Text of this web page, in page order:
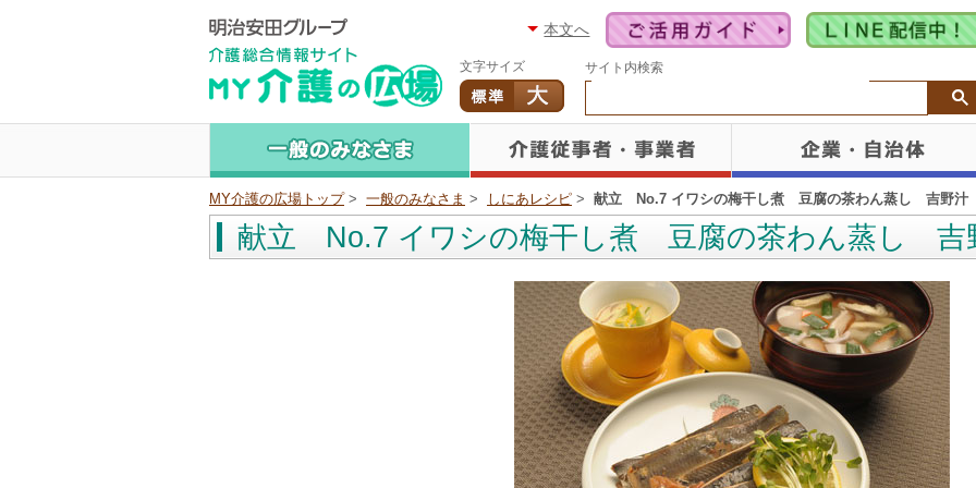
本文へ
文字サイズ サイト内検索
MY介護の広場トップ> 一般のみなさま > しにあレシピ > 献立 No.7 イワシの梅干し煮 豆腐の茶わん蒸し 吉野汁
献立 No.7 イワシの梅干し煮 豆腐の茶わん蒸し 吉